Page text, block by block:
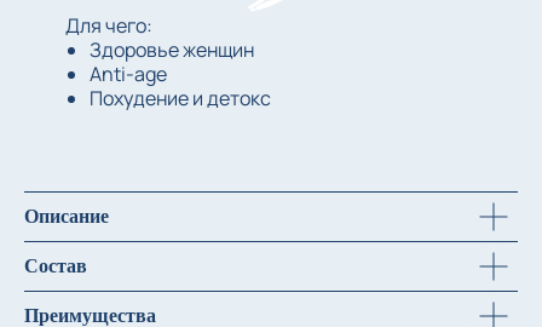
Для чего:
Здоровье женщин
Anti-age
Похудение и детокс
Описание
Состав
Преимущества